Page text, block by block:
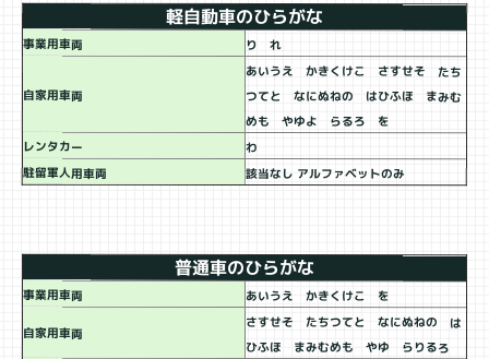
軽自動車のひらがな
事業用車両 り れ
自家用車両
あいうえ かきくけこ さすせそ たち
つてと なにぬねの はひふほ まみむ
めも やゆよ らるろ を
レンタカー わ
駐留軍人用車両 該当なし アルファベットのみ
普通車のひらがな
事業用車両 あいうえ かきくけこ を
自家用車両
さすせそ たちつてと なにぬねの は
ひふほ まみむめも やゆ らりるろ